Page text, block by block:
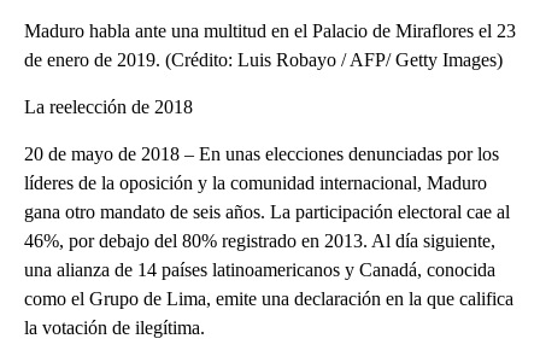
Maduro habla ante una multitud en el Palacio de Miraflores el 23
de enero de 2019. (Crédito: Luis Robayo / AFP/ Getty Images)
La reelección de 2018
20 de mayo de 2018 – En unas elecciones denunciadas por los
líderes de la oposición y la comunidad internacional, Maduro
gana otro mandato de seis años. La participación electoral cae al
46%, por debajo del 80% registrado en 2013. Al día siguiente,
una alianza de 14 países latinoamericanos y Canadá, conocida
como el Grupo de Lima, emite una declaración en la que califica
la votación de ilegítima.